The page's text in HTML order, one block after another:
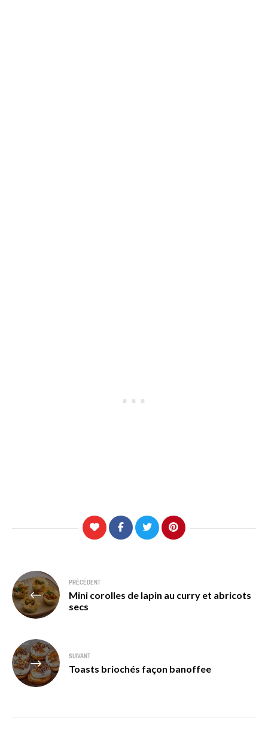
Navigation
de
l’article
PRÉCÉDENT
Mini corolles de lapin au curry et abricots
secs
SUIVANT
Toasts briochés façon banoffee